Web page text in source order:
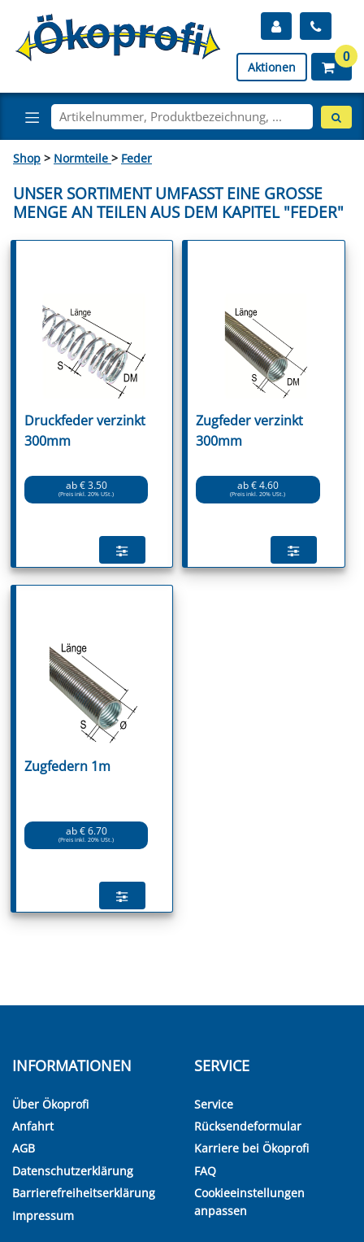
Aktionen
0
Shop > Normteile > Feder
UNSER SORTIMENT UMFASST EINE GROSSE M
ENGE AN TEILEN AUS DEM KAPITEL "FEDER"
Druckfeder verzinkt
300mm
ab € 3.50
(Preis inkl. 20% USt.)
Zugfeder verzinkt
300mm
ab € 4.60
(Preis inkl. 20% USt.)
Zugfedern 1m
ab € 6.70
(Preis inkl. 20% USt.)
INFORMATIONEN
Über Ökoprofi
Anfahrt
AGB
Datenschutzerklärung
Barrierefreiheitserklärung
Impressum
SERVICE
Service
Rücksendeformular
Karriere bei Ökoprofi
FAQ
Cookieeinstellungen
anpassen